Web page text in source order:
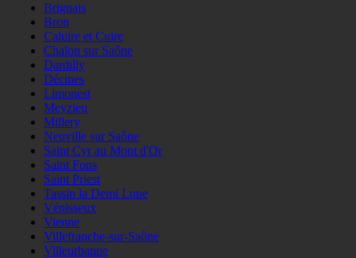
Brignais
Bron
Caluire et Cuire
Chalon sur Saône
Dardilly
Décines
Limonest
Meyzieu
Millery
Neuville sur Saône
Saint Cyr au Mont d'Or
Saint Fons
Saint Priest
Tassin la Demi Lune
Vénisseux
Vienne
Villefranche-sur-Saône
Villeurbanne